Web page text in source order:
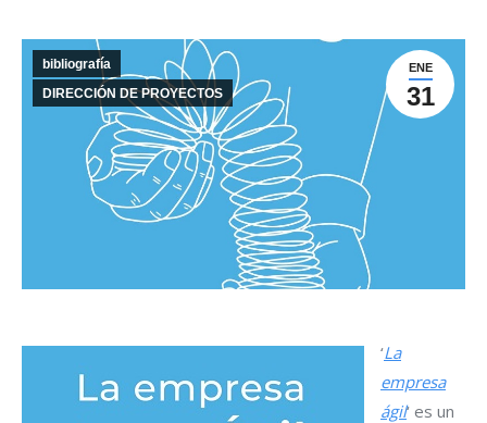
ENE
31
bibliografía
DIRECCIÓN DE PROYECTOS
‘La
empresa
ágil‘ es un